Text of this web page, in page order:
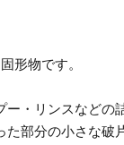
形物です。
ー・リンスなどの
た部分の小さな破